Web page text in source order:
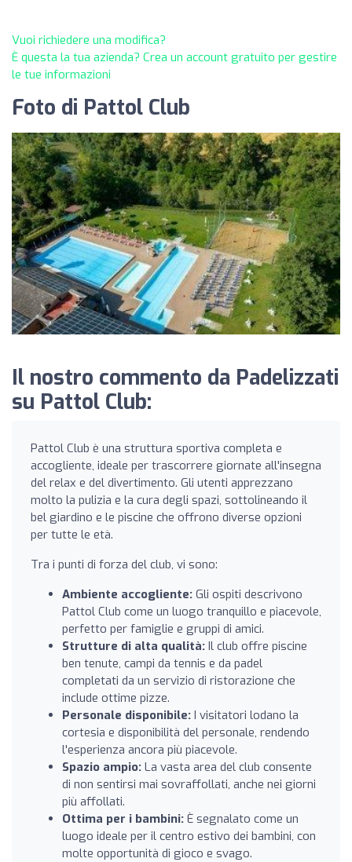
Vuoi richiedere una modifica?
È questa la tua azienda? Crea un account gratuito per gestire
le tue informazioni
Foto di Pattol Club
Il nostro commento da Padelizzati
su Pattol Club:
Pattol Club è una struttura sportiva completa e
accogliente, ideale per trascorrere giornate all'insegna
del relax e del divertimento. Gli utenti apprezzano
molto la pulizia e la cura degli spazi, sottolineando il
bel giardino e le piscine che offrono diverse opzioni
per tutte le età.
Tra i punti di forza del club, vi sono:
Ambiente accogliente: Gli ospiti descrivono
Pattol Club come un luogo tranquillo e piacevole,
perfetto per famiglie e gruppi di amici.
Strutture di alta qualità: Il club offre piscine
ben tenute, campi da tennis e da padel
completati da un servizio di ristorazione che
include ottime pizze.
Personale disponibile: I visitatori lodano la
cortesia e disponibilità del personale, rendendo
l'esperienza ancora più piacevole.
Spazio ampio: La vasta area del club consente
di non sentirsi mai sovraffollati, anche nei giorni
più affollati.
Ottima per i bambini: È segnalato come un
luogo ideale per il centro estivo dei bambini, con
molte opportunità di gioco e svago.